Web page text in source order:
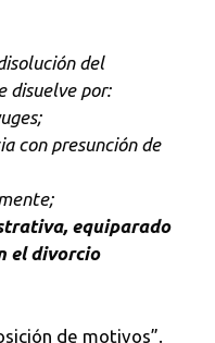
del
disuelve por:
con presunción de
equiparado
el divorcio
de motivos”.